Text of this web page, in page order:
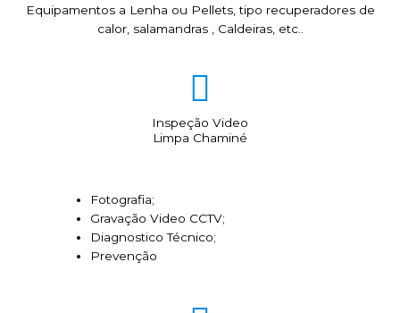
Equipamentos a Lenha ou Pellets, tipo recuperadores de
calor, salamandras , Caldeiras, etc..
Inspeção Video
Limpa Chaminé
Fotografia;
Gravação Video CCTV;
Diagnostico Técnico;
Prevenção